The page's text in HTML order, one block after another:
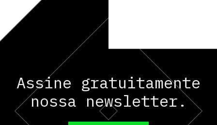
Assine gratuitamente
nossa newsletter.